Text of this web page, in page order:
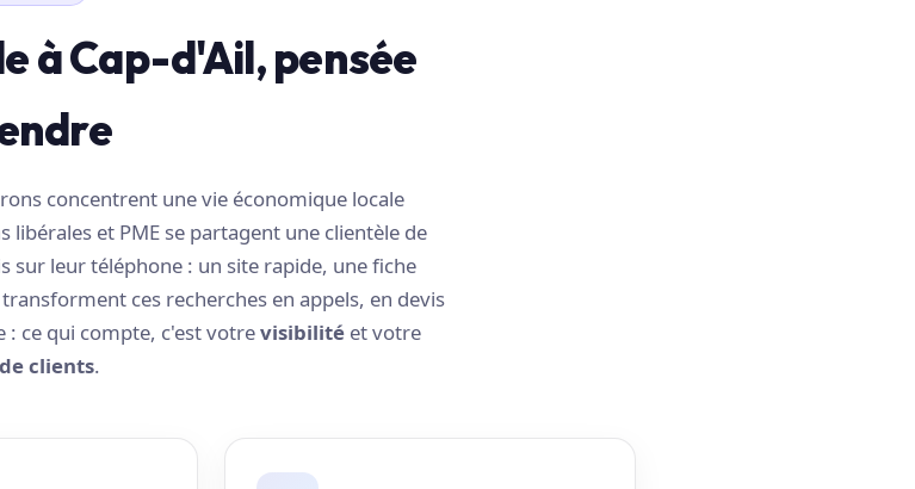
à Cap-d'Ail, pensée
concentrent une vie économique locale
et PME se partagent une clientèle de
sur leur téléphone : un site rapide, une fiche
ces recherches en appels, en devis
: ce qui compte, c'est votrevisibilitéet votre
clients.